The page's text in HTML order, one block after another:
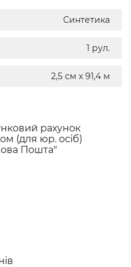
Синтетика
1 рул.
2,5 см х 91,4 м
рахунок
(для юр. осіб)
Пошта"